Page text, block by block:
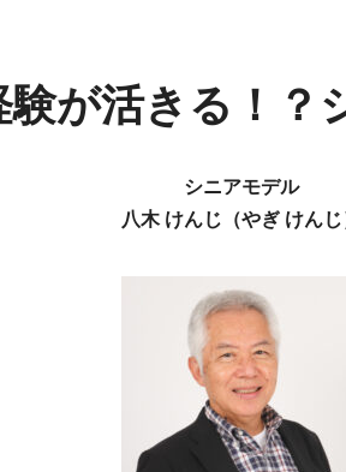
が活きる！？
シニアモデル
八木 けんじ（やぎ けんじ